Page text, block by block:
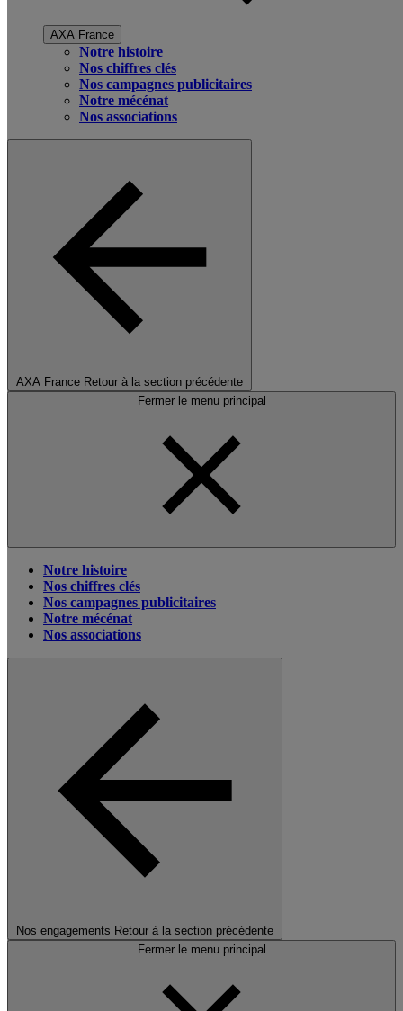
AXA France
Notre histoire
Nos chiffres clés
Nos campagnes publicitaires
Notre mécénat
Nos associations
AXA France Retour à la section précédente
Fermer le menu principal
Notre histoire
Nos chiffres clés
Nos campagnes publicitaires
Notre mécénat
Nos associations
Nos engagements Retour à la section précédente
Fermer le menu principal